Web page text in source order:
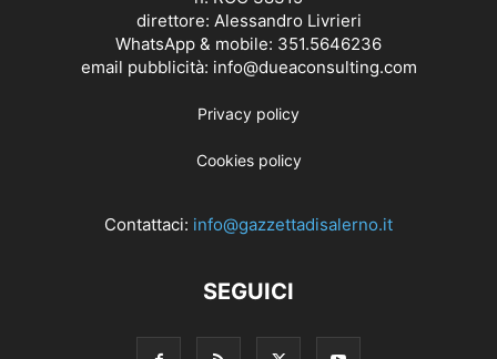
direttore: Alessandro Livrieri
WhatsApp & mobile: 351.5646236
email pubblicità: info@dueaconsulting.com
Privacy policy
Cookies policy
Contattaci: info@gazzettadisalerno.it
SEGUICI